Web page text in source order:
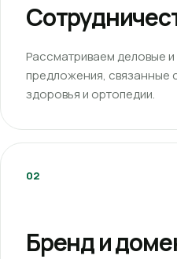
Рассматриваем деловые
предложения, связанные
здоровья и ортопедии.
02
Бренд и